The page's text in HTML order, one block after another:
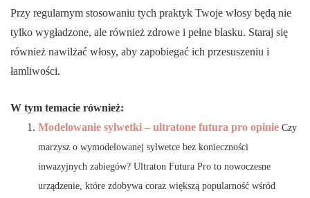
Przy regularnym stosowaniu tych praktyk Twoje włosy będą nie
tylko wygładzone, ale również zdrowe i pełne blasku. Staraj się
również nawilżać włosy, aby zapobiegać ich przesuszeniu i
łamliwości.
W tym temacie również:
Modelowanie sylwetki – ultratone futura pro opinie Czy
marzysz o wymodelowanej sylwetce bez konieczności
inwazyjnych zabiegów? Ultraton Futura Pro to nowoczesne
urządzenie, które zdobywa coraz większą popularność wśród